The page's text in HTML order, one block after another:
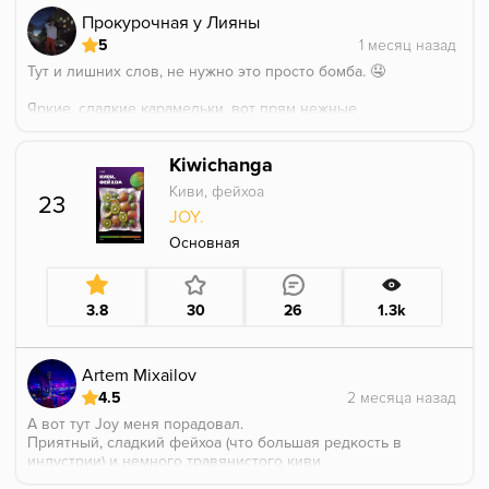
Прокурочная у Лияны
5
Тут и лишних слов, не нужно это просто бомба. 🤤
Яркие, сладкие карамельки, вот прям нежные
Всем бесспорно советую это топ! 😋
23
Kiwichanga
Киви, фейхоа
JOY.
Основная
3.8 30 26 1.3k
Artem Mixailov
4.5
А вот тут Joy меня порадовал.
Приятный, сладкий фейхоа (что большая редкость в
индустрии) и немного травянистого киви.